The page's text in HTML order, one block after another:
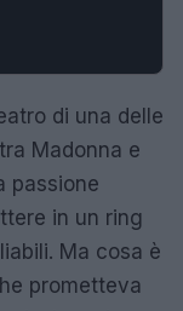
di una delle
Madonna e
passione
in un ring
Ma cosa è
prometteva